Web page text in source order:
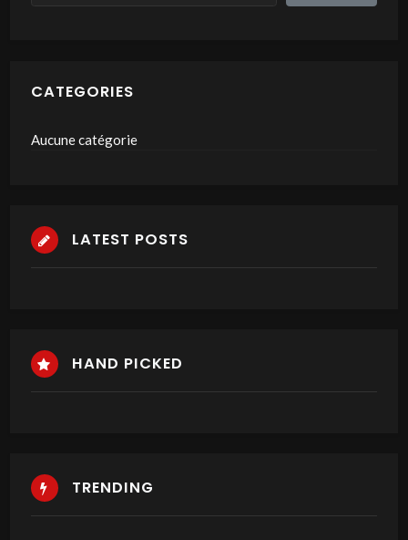
CATEGORIES
Aucune catégorie
LATEST POSTS
HAND PICKED
TRENDING